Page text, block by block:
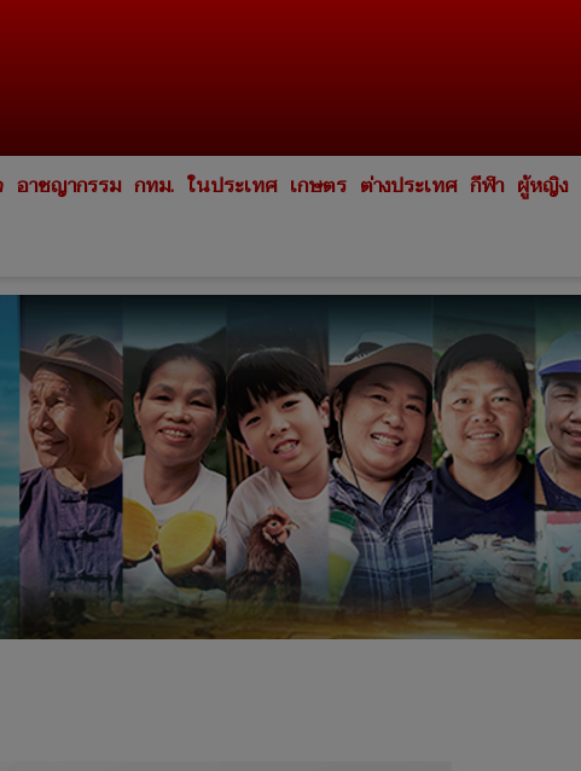
อาชญากรรม กทม. ในประเทศ เกษตร ต่างประเทศ กีฬา ผู้หญิง